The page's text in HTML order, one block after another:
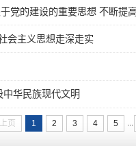
党的建设的重要思想 不断提高
会主义思想走深走实
华民族现代文明
上页 1 2 3 4 5 ...